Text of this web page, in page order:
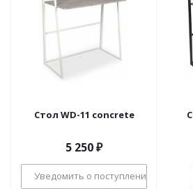
Cтол WD-11 concrete
5 250₽
Уведомить о поступлении